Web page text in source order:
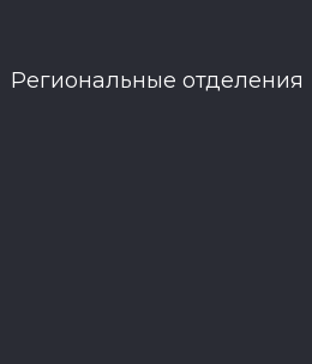
Региональные отделения